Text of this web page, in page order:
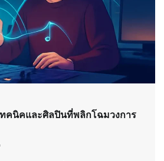
ทคนิคและศิลปินที่พลิกโฉมวงการ